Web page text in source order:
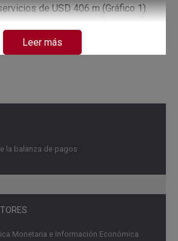
la balanza de pagos
Monetaria e Información Económica
de USD 406 m (Gráfico 1).
de la cuenta corriente de la
de pagos de Colombia
Leer más